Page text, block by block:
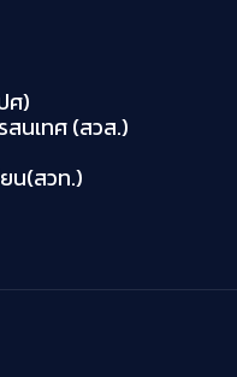
ศ)
สนเทศ (สวส.)
น(สวท.)